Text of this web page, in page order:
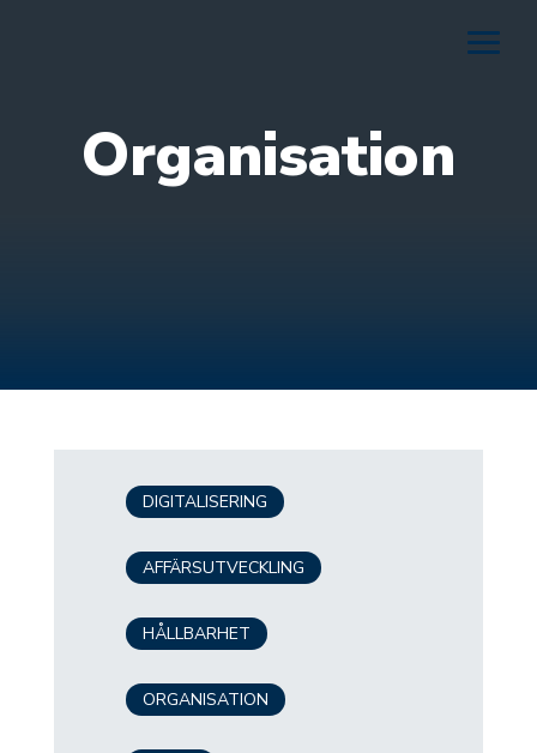
Organisation
DIGITALISERING
AFFÄRSUTVECKLING
HÅLLBARHET
ORGANISATION